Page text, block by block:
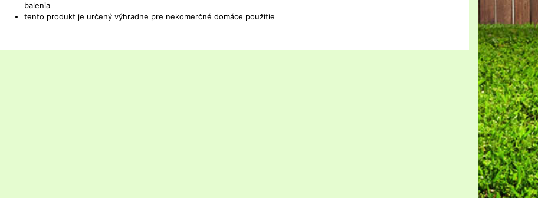
balenia
tento produkt je určený výhradne pre nekomerčné domáce použitie